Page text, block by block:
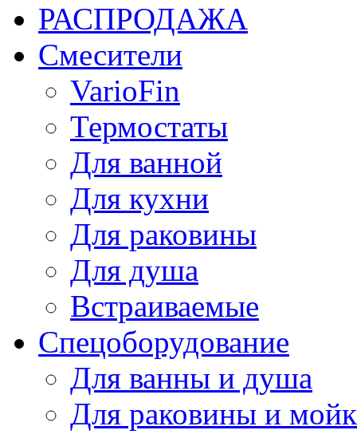
РАСПРОДАЖА
Смесители
VarioFin
Термостаты
Для ванной
Для кухни
Для раковины
Для душа
Встраиваемые
Спецоборудование
Для ванны и душа
Для раковины и